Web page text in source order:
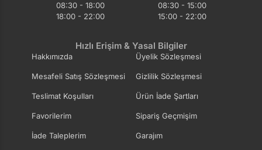
08:30 - 18:00
18:00 - 22:00
08:30 - 15:00
15:00 - 22:00
Hızlı Erişim & Yasal Bilgiler
Hakkımızda Üyelik Sözleşmesi
Mesafeli Satış Sözleşmesi Gizlilik Sözleşmesi
Teslimat Koşulları Ürün İade Şartları
Favorilerim Sipariş Geçmişim
İade Taleplerim Garajım